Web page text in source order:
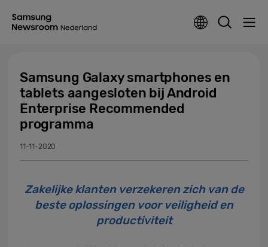
Samsung Galaxy smartphones en
tablets aangesloten bij Android
Enterprise Recommended
programma
11-11-2020
Zakelijke klanten verzekeren zich van de
beste oplossingen voor veiligheid en
productiviteit